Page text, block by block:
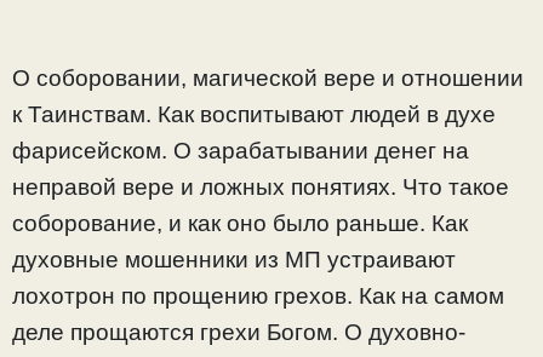
О соборовании, магической вере и отношении
к Таинствам. Как воспитывают людей в духе
фарисейском. О зарабатывании денег на
неправой вере и ложных понятиях. Что такое
соборование, и как оно было раньше. Как
духовные мошенники из МП устраивают
лохотрон по прощению грехов. Как на самом
деле прощаются грехи Богом. О духовно-